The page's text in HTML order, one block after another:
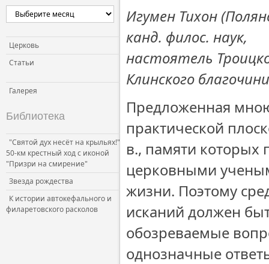
Церковь
Статьи
Галерея
Библиотека
"Святой дух несёт на крыльях!"
50-км крестный ход с иконой
"Призри на смирение"
Звезда рождества
К истории автокефального и
филаретовского расколов
Игумен Тихон
канд. филос. наук,
настоятель
Клинского
Предложенная
практической
в., памяти
церковными
жизни. Поэтому
исканий должен
обозреваемые
однозначные